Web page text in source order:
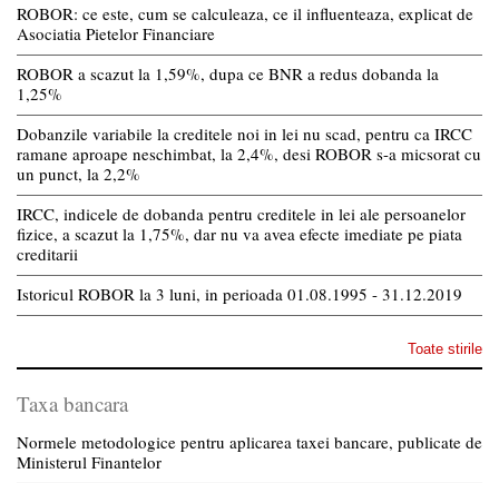
ROBOR: ce este, cum se calculeaza, ce il influenteaza, explicat de
Asociatia Pietelor Financiare
ROBOR a scazut la 1,59%, dupa ce BNR a redus dobanda la
1,25%
Dobanzile variabile la creditele noi in lei nu scad, pentru ca IRCC
ramane aproape neschimbat, la 2,4%, desi ROBOR s-a micsorat cu
un punct, la 2,2%
IRCC, indicele de dobanda pentru creditele in lei ale persoanelor
fizice, a scazut la 1,75%, dar nu va avea efecte imediate pe piata
creditarii
Istoricul ROBOR la 3 luni, in perioada 01.08.1995 - 31.12.2019
Toate stirile
Taxa bancara
Normele metodologice pentru aplicarea taxei bancare, publicate de
Ministerul Finantelor